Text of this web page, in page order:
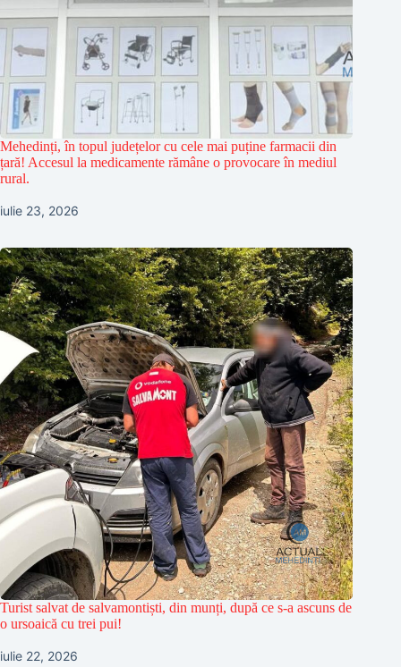
Mehedinți, în topul județelor cu cele mai puține farmacii din
țară! Accesul la medicamente rămâne o provocare în mediul
rural.
iulie 23, 2026
Turist salvat de salvamontiști, din munți, după ce s-a ascuns de
o ursoaică cu trei pui!
iulie 22, 2026